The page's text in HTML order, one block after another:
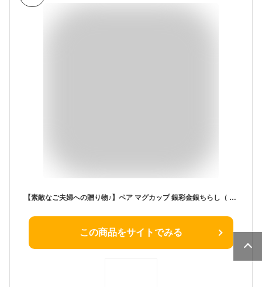
【素敵なご夫婦への贈り物♪】ペア マグカップ 銀彩金銀ちらし（ 金婚式 銀婚式 結婚記念日 両親 妻 夫 母の日 父の日 ギフト お祝い プレゼント ）
この商品をサイトでみる